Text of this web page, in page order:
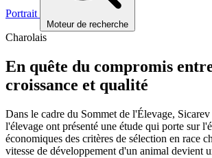
Portrait
Moteur de recherche
Charolais
En quête du compromis
croissance et qualité
Dans le cadre du Sommet de l'Élevage,
l'élevage ont présenté une étude qui porte sur
économiques des critères de sélection en race
vitesse de développement d'un animal devient